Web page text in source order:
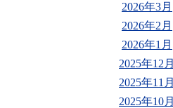
2026年3月
2026年2月
2026年1月
2025年12月
2025年11月
2025年10月